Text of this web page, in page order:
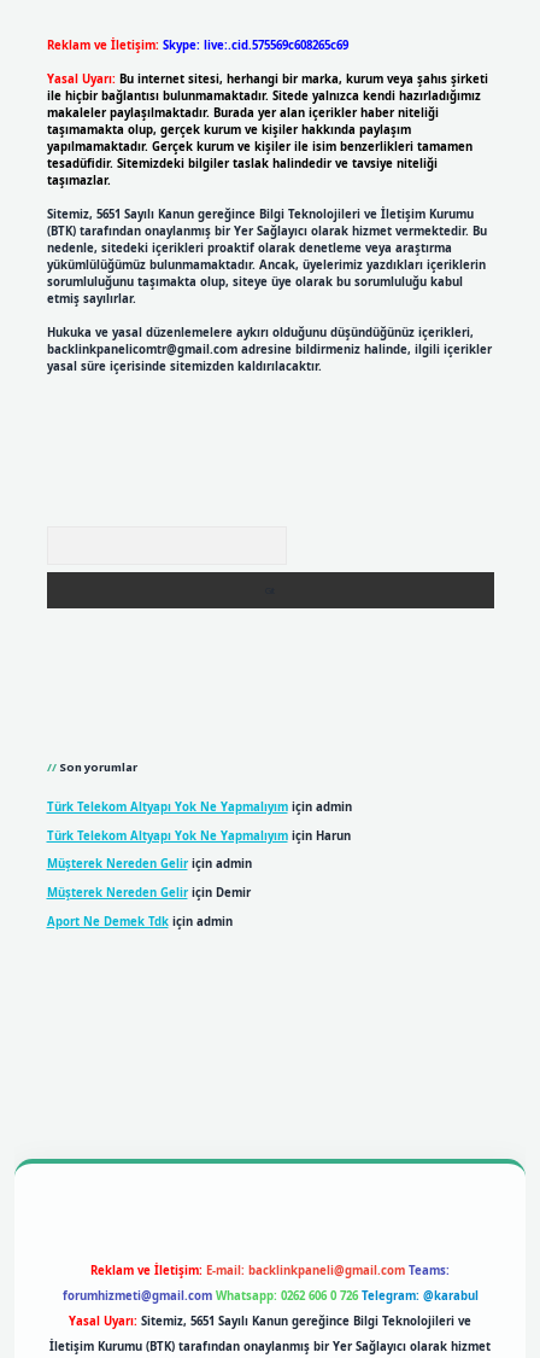
Reklam ve İletişim: Skype: live:.cid.575569c608265c69
Yasal Uyarı: Bu internet sitesi, herhangi bir marka, kurum veya şahıs şirketi
ile hiçbir bağlantısı bulunmamaktadır. Sitede yalnızca kendi hazırladığımız
makaleler paylaşılmaktadır. Burada yer alan içerikler haber niteliği
taşımamakta olup, gerçek kurum ve kişiler hakkında paylaşım
yapılmamaktadır. Gerçek kurum ve kişiler ile isim benzerlikleri tamamen
tesadüfidir. Sitemizdeki bilgiler taslak halindedir ve tavsiye niteliği
taşımazlar.
Sitemiz, 5651 Sayılı Kanun gereğince Bilgi Teknolojileri ve İletişim Kurumu
(BTK) tarafından onaylanmış bir Yer Sağlayıcı olarak hizmet vermektedir. Bu
nedenle, sitedeki içerikleri proaktif olarak denetleme veya araştırma
yükümlülüğümüz bulunmamaktadır. Ancak, üyelerimiz yazdıkları içeriklerin
sorumluluğunu taşımakta olup, siteye üye olarak bu sorumluluğu kabul
etmiş sayılırlar.
Hukuka ve yasal düzenlemelere aykırı olduğunu düşündüğünüz içerikleri,
backlinkpanelicomtr@gmail.comadresine bildirmeniz halinde, ilgili içerikler
yasal süre içerisinde sitemizden kaldırılacaktır.
Son yorumlar
Türk Telekom Altyapı Yok Ne Yapmalıyımiçin admin
Türk Telekom Altyapı Yok Ne Yapmalıyımiçin Harun
Müşterek Nereden Geliriçin admin
Müşterek Nereden Geliriçin Demir
Aport Ne Demek Tdkiçin admin
Reklam ve İletişim: E-mail: backlinkpaneli@gmail.com Teams:
forumhizmeti@gmail.com Whatsapp: 0262 606 0 726 Telegram: @karabul
Yasal Uyarı: Sitemiz, 5651 Sayılı Kanun gereğince Bilgi Teknolojileri ve
İletişim Kurumu (BTK) tarafından onaylanmış bir Yer Sağlayıcı olarak hizmet